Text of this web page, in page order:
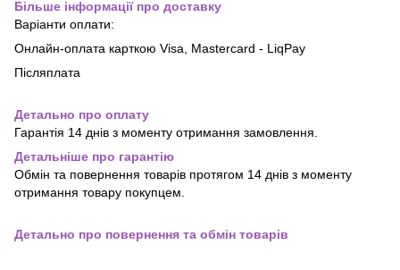
Більше інформації про доставку
Варіанти оплати:
Онлайн-оплата карткою Visa, Mastercard - LiqPay
Післяплата
Детально про оплату
Гарантія 14 днів з моменту отримання замовлення.
Детальніше про гарантію
Обмін та повернення товарів протягом 14 днів з моменту
отримання товару покупцем.
Детально про повернення та обмін товарів